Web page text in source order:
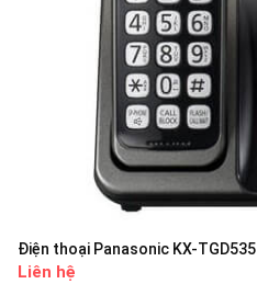
Điện thoại Panasonic KX-TGD535
Liên hệ